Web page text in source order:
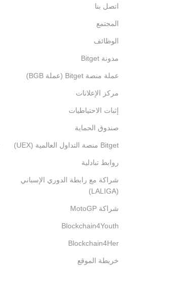
اتصل بنا
المجتمع
الوظائف
مدونة Bitget
عملة منصة Bitget (عملة BGB)
مركز الإعلانات
إثبات الاحتياطيات
صندوق الحماية
Bitget منصة التداول العالمية (UEX)
روابط تبادلية
شراكة مع رابطة الدوري الإسباني
(LALIGA)
شراكة MotoGP
Blockchain4Youth
Blockchain4Her
خريطة الموقع